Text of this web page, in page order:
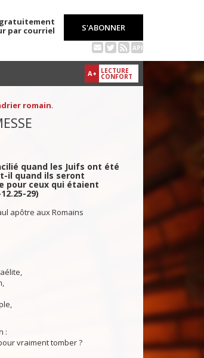
gratuitement
par courriel
S'ABONNER
API
A+ LECTURE
CONFORT
romain.
quand les Juifs ont été
t-il quand ils seront
pour ceux qui étaient
29)
apôtre aux Romains
:
vraiment tomber ?